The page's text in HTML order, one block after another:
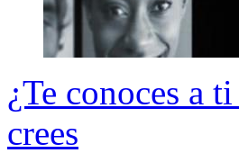
¿Te conoces a
crees